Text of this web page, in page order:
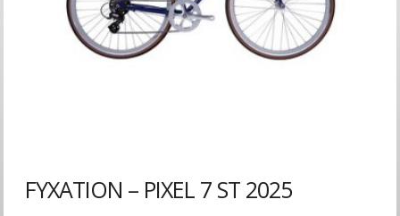
FYXATION – PIXEL 7 ST 2025